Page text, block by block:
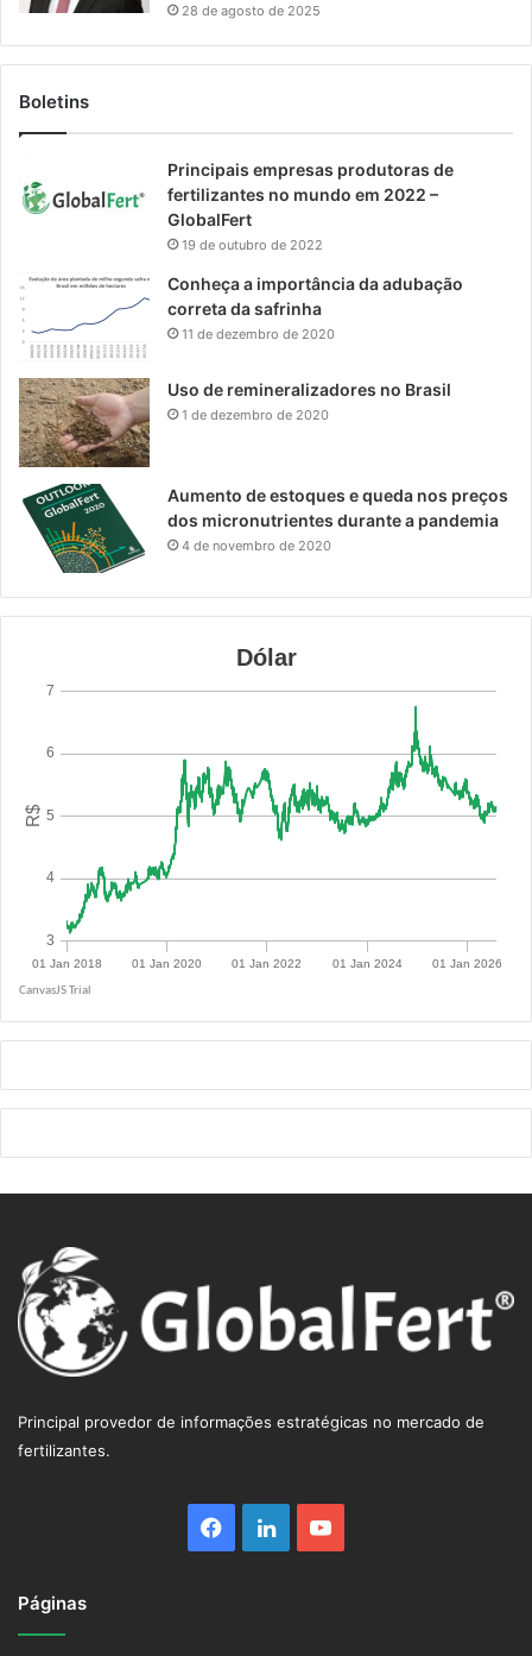
28 de agosto de 2025
Boletins
Principais empresas produtoras de
fertilizantes no mundo em 2022 –
GlobalFert
19 de outubro de 2022
Conheça a importância da adubação
correta da safrinha
11 de dezembro de 2020
Uso de remineralizadores no Brasil
1 de dezembro de 2020
Aumento de estoques e queda nos preços
dos micronutrientes durante a pandemia
4 de novembro de 2020
Principal provedor de informações estratégicas no mercado de
fertilizantes.
Facebook
LinkedinYouTube
Páginas